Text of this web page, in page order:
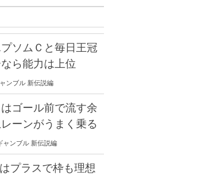
ソムＣと毎日王冠
ら能力は上位
ンブル 新伝説編
ゴール前で流す余
ーンがうまく乗る
ャンブル 新伝説編
プラスで枠も理想